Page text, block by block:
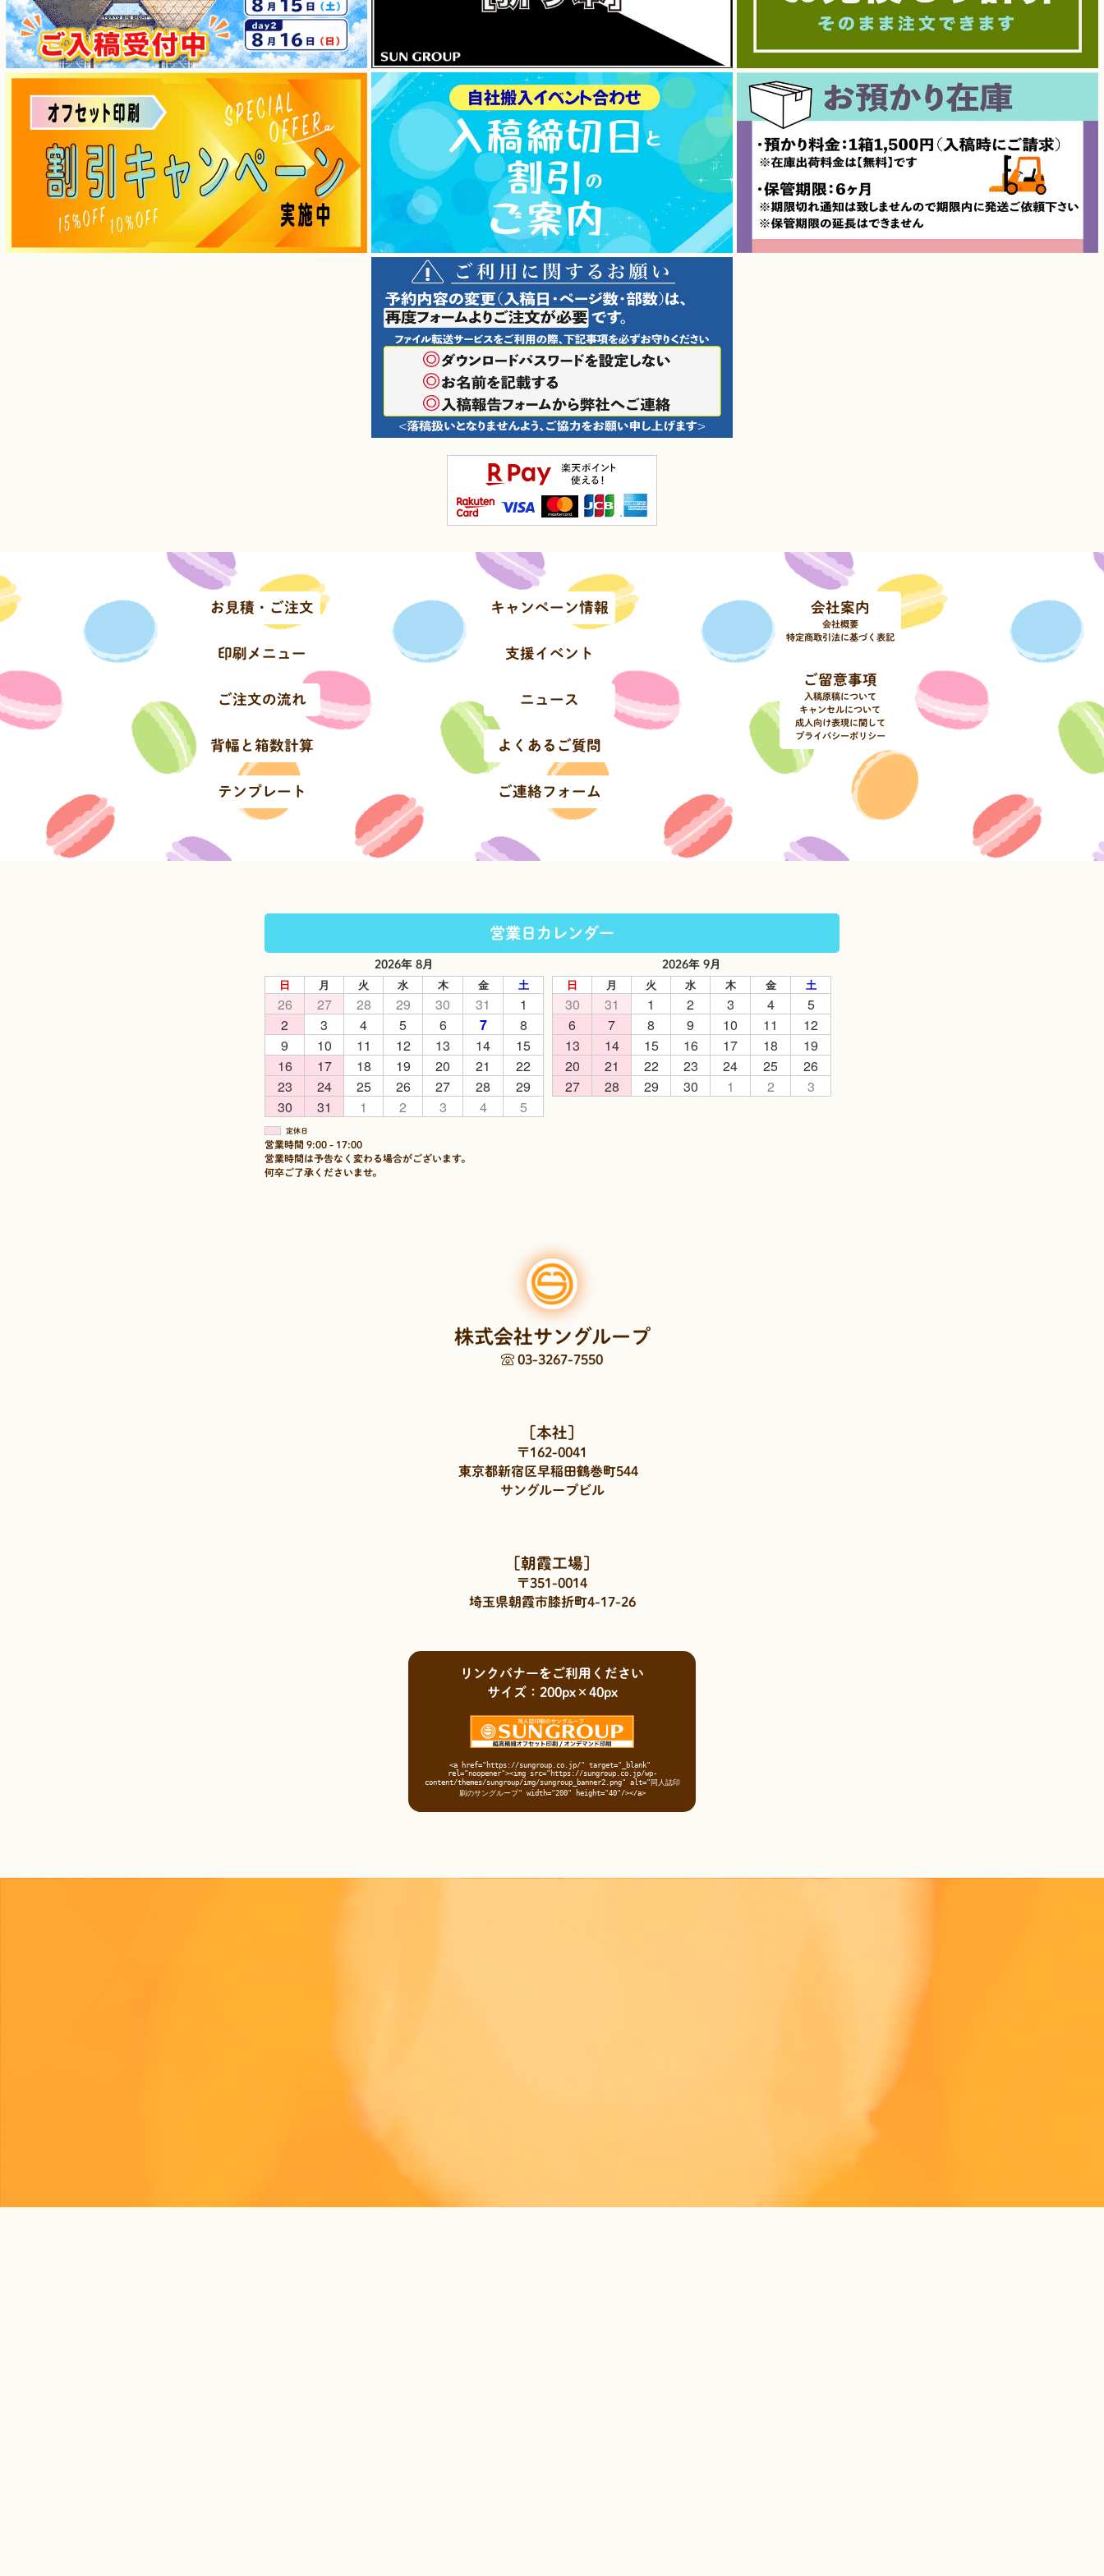
お見積・ご注文
印刷メニュー
ご注文の流れ
背幅と箱数計算
テンプレート
キャンペーン情報
支援イベント
ニュース
よくあるご質問
ご連絡フォーム
会社案内
会社概要
特定商取引法に基づく表記
ご留意事項
入稿原稿について
キャンセルについて
成人向け表現に関して
プライバシーポリシー
営業日カレンダー
2026年 8月
日 月 火 水 木 金 土
26 27 28 29 30 31
1
2
3 4 5 6 7
8
9
10 11 12 13 14
15
16
17 18 19 20 21
22
23
24 25 26 27 28
29
30
31 1 2 3 4 5
2026年 9月
日 月 火 水 木 金 土
30 31 1 2 3 4
5
6
7 8 9 10 11
12
13
14 15 16 17 18
19
20
21 22 23 24 25
26
27
28 29 30 1 2 3
定休日
営業時間 9:00 - 17:00
営業時間は予告なく変わる場合がございます。
何卒ご了承くださいませ。
株式会社サングループ
03-3267-7550
［本社］
〒162-0041
東京都新宿区早稲田鶴巻町544
サングループビル
［朝霞工場］
〒351-0014
埼玉県朝霞市膝折町4-17-26
リンクバナーをご利用ください
サイズ：200px×40px
<a href="https://sungroup.co.jp/" target="_blank"
rel="noopener"><img src="https://sungroup.co.jp/wp-
content/themes/sungroup/img/sungroup_banner2.png" alt="同人誌印
刷のサングループ" width="200" height="40"/></a>